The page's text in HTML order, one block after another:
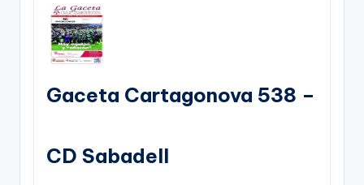
Gaceta Cartagonova 538 –
CD Sabadell